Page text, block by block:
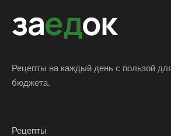
заедок
Рецепты на каждый день с пользой
бюджета.
Рецепты